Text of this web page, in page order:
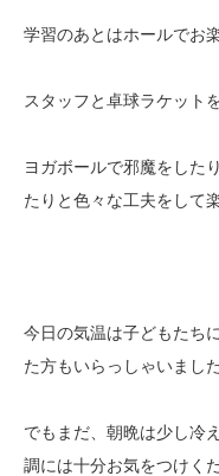
学習のあとはホールでお楽
スタッフと卓球ラケット
ヨガボールで邪魔をした
たりと色々な工夫をして
今日の気温は子どもたち
た方もいらっしゃいました
でもまだ、朝晩は少し冷
調には十分お気をつけくだ